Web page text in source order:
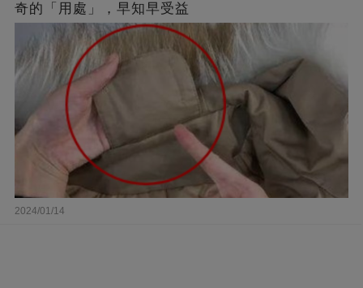
奇的「用處」，早知早受益
2024/01/14